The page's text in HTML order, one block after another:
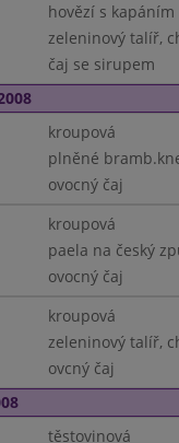
hovězí s kapáním
zeleninový talíř,
čaj se sirupem
kroupová
plněné
ovocný čaj
kroupová
paela na český
ovocný čaj
kroupová
zeleninový talíř,
ovcný čaj
těstovinová